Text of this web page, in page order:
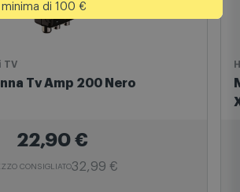
TV
Tv Amp 200 Nero
22,90€
CONSIGLIATO32,99 €
di 100 €